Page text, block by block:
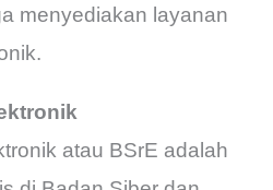
menyediakan layanan
atau BSrE adalah